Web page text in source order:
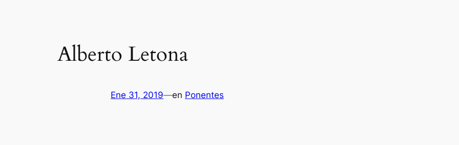
Alberto Letona
Ene 31, 2019—en Ponentes